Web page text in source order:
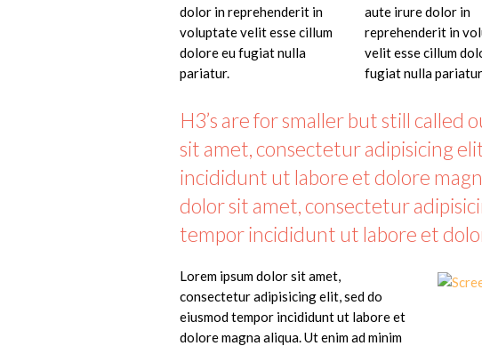
dolor in reprehenderit in
voluptate velit esse cillum
dolore eu fugiat nulla
pariatur.
aute irure dolor in
reprehenderit in
velit esse cillum
fugiat nulla
H3’s are for smaller but still called
sit amet, consectetur adipisicing
incididunt ut labore et dolore
dolor sit amet, consectetur
tempor incididunt ut labore et
Lorem ipsum dolor sit amet,
consectetur adipisicing elit, sed do
eiusmod tempor incididunt ut labore et
dolore magna aliqua. Ut enim ad minim